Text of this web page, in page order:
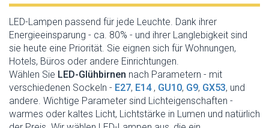
LED-Lampen passend für jede Leuchte. Dank ihrer
Energieeinsparung - ca. 80% - und ihrer Langlebigkeit sind
sie heute eine Priorität. Sie eignen sich für Wohnungen,
Hotels, Büros oder andere Einrichtungen.
Wählen Sie LED-Glühbirnen nach Parametern - mit
verschiedenen Sockeln - E27, E14, GU10, G9, GX53, und
andere. Wichtige Parameter sind Lichteigenschaften -
warmes oder kaltes Licht, Lichtstärke in Lumen und natürlich